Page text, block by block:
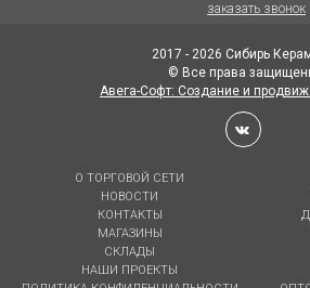
заказать звонок
2017 - 2026 Сибирь
© Все права
Авега-Софт: Создание и
О ТОРГОВОЙ СЕТИ
НОВОСТИ
КОНТАКТЫ
МАГАЗИНЫ
СКЛАДЫ
НАШИ ПРОЕКТЫ